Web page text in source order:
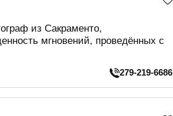
из Сакраменто,
мгновений, проведённых с
279-219-6686